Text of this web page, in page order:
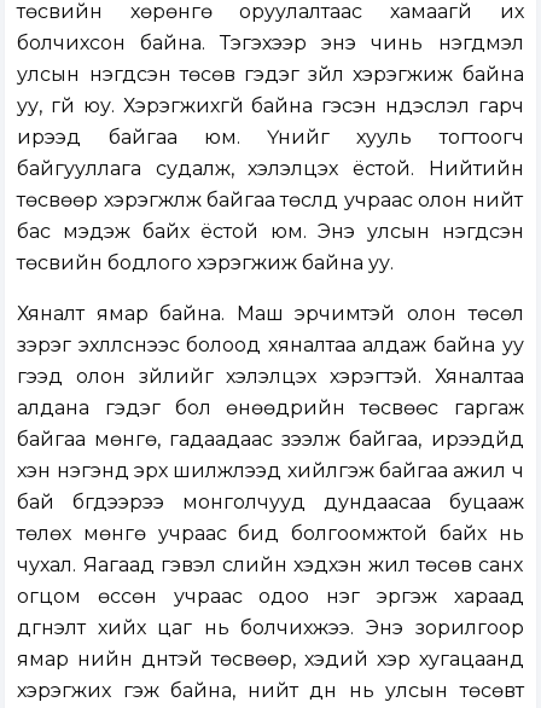
төсвийн хөрөнгө оруулалтаас хамаагүй их
болчихсон байна. Тэгэхээр энэ чинь нэгдмэл
улсын нэгдсэн төсөв гэдэг зүйл хэрэгжиж байна
уу, үгүй юу. Хэрэгжихгүй байна гэсэн үндэслэл гарч
ирээд байгаа юм. Үүнийг хууль тогтоогч
байгууллага судалж, хэлэлцэх ёстой. Нийтийн
төсвөөр хэрэгжүүлж байгаа төслүүд учраас олон нийт
бас мэдэж байх ёстой юм. Энэ улсын нэгдсэн
төсвийн бодлого хэрэгжиж байна уу.
Хяналт ямар байна. Маш эрчимтэй олон төсөл
зэрэг эхлүүлснээс болоод хяналтаа алдаж байна уу
гээд олон зүйлийг хэлэлцэх хэрэгтэй. Хяналтаа
алдана гэдэг бол өнөөдрийн төсвөөс гаргаж
байгаа мөнгө, гадаадаас зээлж байгаа, ирээдүйд
хэн нэгэнд эрх шилжүүлээд хийлгэж байгаа ажил ч
бай бүгдээрээ монголчууд дундаасаа буцааж
төлөх мөнгө учраас бид болгоомжтой байх нь
чухал. Яагаад гэвэл сүүлийн хэдхэн жил төсөв санхүү
огцом өссөн учраас одоо нэг эргэж хараад
дүгнэлт хийх цаг нь болчихжээ. Энэ зорилгоор
ямар үнийн дүнтэй төсвөөр, хэдий хэр хугацаанд
хэрэгжих гэж байна, нийт дүн нь улсын төсөвт